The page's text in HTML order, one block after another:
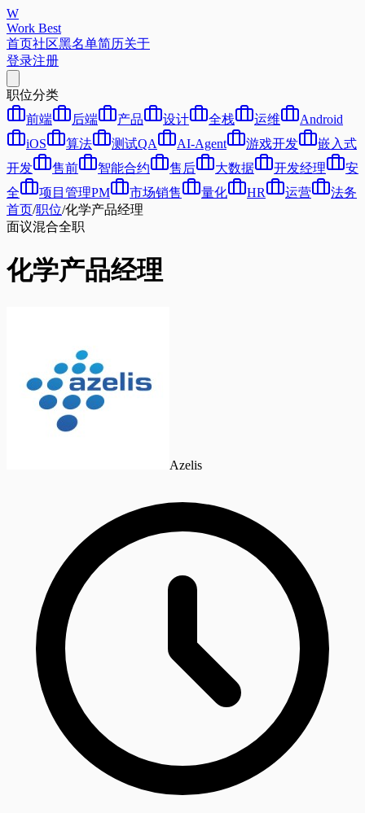
W
Work Best
首页社区黑名单简历关于
登录注册
职位分类
前端
后端 产品 设计 全栈 运维
Android
iOS
算法 测试QA AI-Agent 游戏开发
嵌入式
开发
售前 智能合约 售后 大数据 开发经理
安
全
项目管理PM 市场销售 量化 HR 运营
法务
首页/职位/化学产品经理
面议混合全职
化学产品经理
Azelis